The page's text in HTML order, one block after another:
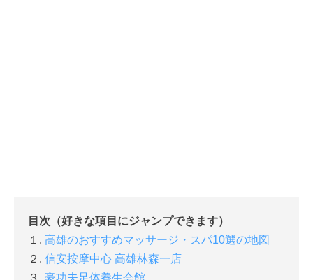
目次（好きな項目にジャンプできます）
１. 高雄のおすすめマッサージ・スパ10選の地図
２. 信安按摩中心 高雄林森一店
３. 豪功夫足体養生会館